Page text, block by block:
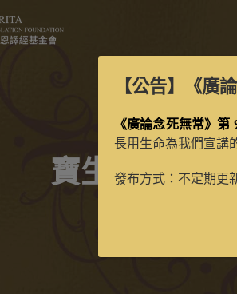
寶生百法之
【公告】 《廣
《廣論念死無常》
長用生命為我們宣講
發布方式：不定期更